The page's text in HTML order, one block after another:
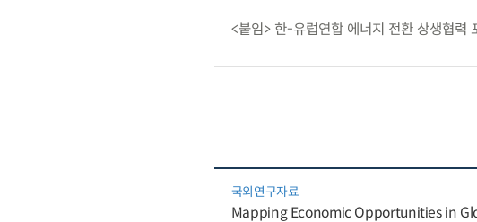
<붙임> 한-유럽연합 에너지 전환 상생협력
국외연구자료
Mapping Economic Opportunities in